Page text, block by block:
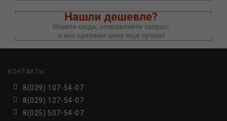
КОНТАКТЫ
8(029) 107-54-07
8(029) 127-54-07
8(025) 507-54-07